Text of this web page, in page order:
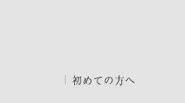
初めての方へ